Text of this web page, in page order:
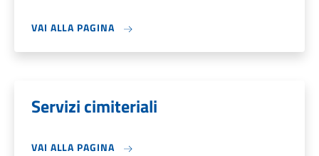
VAI ALLA PAGINA
Servizi cimiteriali
VAI ALLA PAGINA